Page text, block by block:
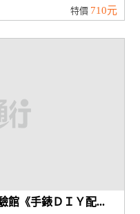
特價 710元
館《手錶ＤＩＹ配...